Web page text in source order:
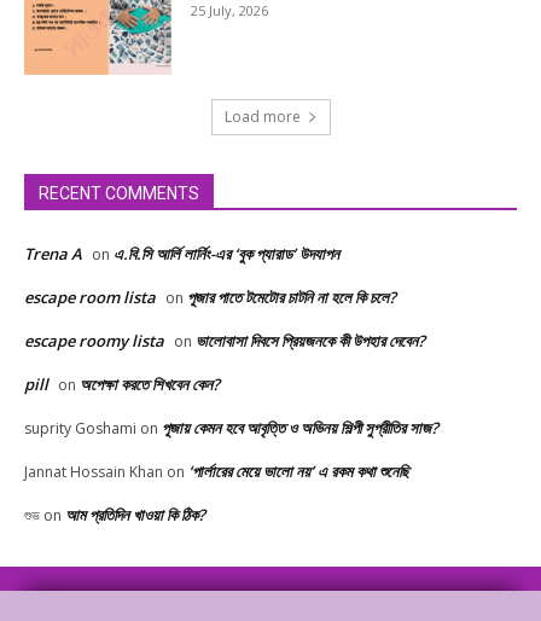
25 July, 2026
Load more
RECENT COMMENTS
Trena A on এ.বি.সি আর্লি লার্নিং-এর ‘বুক প্যারাড’ উদযাপন
escape room lista on পূজার পাতে টমেটোর চাটনি না হলে কি চলে?
escape roomy lista on ভালোবাসা দিবসে প্রিয়জনকে কী উপহার দেবেন?
pill on অপেক্ষা করতে শিখবেন কেন?
suprity Goshami on পূজায় কেমন হবে আবৃত্তি ও অভিনয় শিল্পী সুপ্রীতির সাজ?
Jannat Hossain Khan on ‘পার্লারের মেয়ে ভালো নয়’ এ রকম কথা শুনেছি
শুভ on আম প্রতিদিন খাওয়া কি ঠিক?